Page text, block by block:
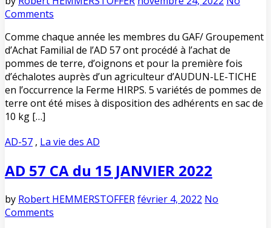
Comments
Comme chaque année les membres du GAF/ Groupement
d’Achat Familial de l’AD 57 ont procédé à l’achat de
pommes de terre, d’oignons et pour la première fois
d’échalotes auprès d’un agriculteur d’AUDUN-LE-TICHE
en l’occurrence la Ferme HIRPS. 5 variétés de pommes de
terre ont été mises à disposition des adhérents en sac de
10 kg […]
AD-57 , La vie des AD
AD 57 CA du 15 JANVIER 2022
by Robert HEMMERSTOFFERfévrier 4, 2022 No
Comments